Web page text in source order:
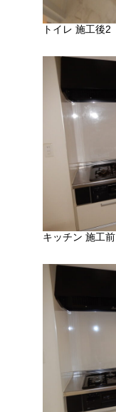
トイレ 施工後2
キッチン 施工前